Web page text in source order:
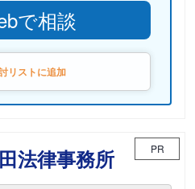
で相談
リストに追加
法律事務所 PR